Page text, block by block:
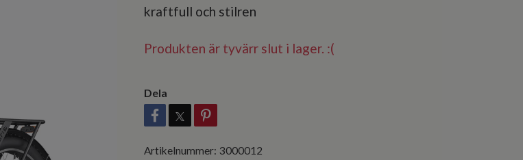
kraftfull och stilren
Produkten är tyvärr slut i lager. :(
Dela
Artikelnummer: 3000012